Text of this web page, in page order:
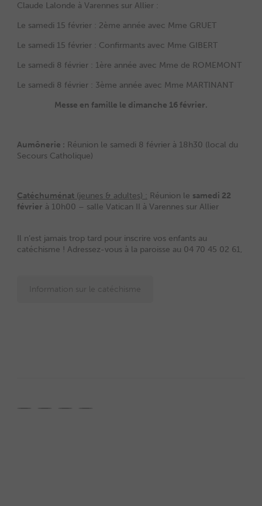
Claude Lalonde à Varennes sur Allier :
Le samedi 15 février : 2ème année avec Mme GRUET
Le samedi 15 février : Confirmants avec Mme GIBERT
Le samedi 8 février : 1ère année avec Mme de ROMEMONT
Le samedi 8 février : 3ème année avec Mme MARTINANT
Messe en famille le dimanche 16 février.
Aumônerie : Réunion le samedi 8 février à 18h30 (local du
Secours Catholique)
Catéchuménat(jeunes & adultes) : Réunion le samedi 22
février à 10h00 – salle Vatican II à Varennes sur Allier
Il n’est jamais trop tard pour inscrire vos enfants au
catéchisme ! Adressez-vous à la paroisse au 04 70 45 02 61,
Information sur le catéchisme